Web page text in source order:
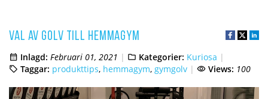
Val av golv till hemmagym
Inlagd: Februari 01, 2021 Kategorier: Kuriosa
Taggar: produkttips, hemmagym, gymgolv Views: 100